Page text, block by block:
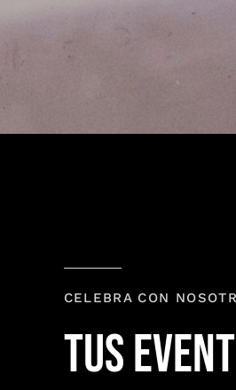
CELEBRA CON
TUS